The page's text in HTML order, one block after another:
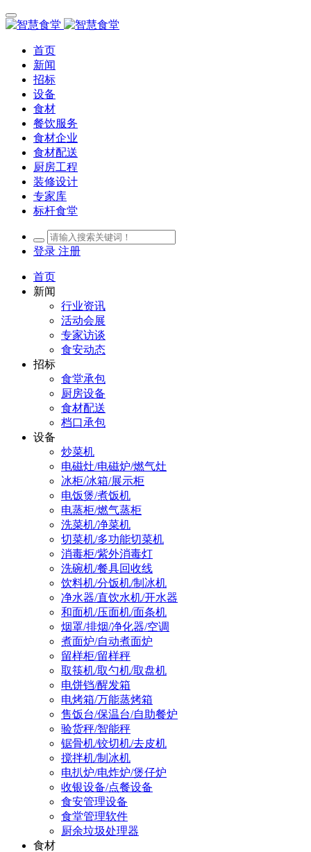
首页
新闻
招标
设备
食材
餐饮服务
食材企业
食材配送
厨房工程
装修设计
专家库
标杆食堂
登录 注册
首页
新闻
行业资讯
活动会展
专家访谈
食安动态
招标
食堂承包
厨房设备
食材配送
档口承包
设备
炒菜机
电磁灶/电磁炉/燃气灶
冰柜/冰箱/展示柜
电饭煲/煮饭机
电蒸柜/燃气蒸柜
洗菜机/净菜机
切菜机/多功能切菜机
消毒柜/紫外消毒灯
洗碗机/餐具回收线
饮料机/分饭机/制冰机
净水器/直饮水机/开水器
和面机/压面机/面条机
烟罩/排烟/净化器/空调
煮面炉/自动煮面炉
留样柜/留样秤
取筷机/取勺机/取盘机
电饼铛/醒发箱
电烤箱/万能蒸烤箱
售饭台/保温台/自助餐炉
验货秤/智能秤
锯骨机/铰切机/去皮机
搅拌机/制冰机
电扒炉/电炸炉/煲仔炉
收银设备/点餐设备
食安管理设备
食堂管理软件
厨余垃圾处理器
食材